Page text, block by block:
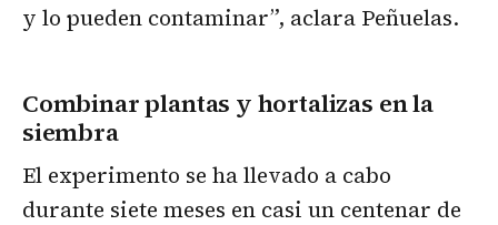
y lo pueden contaminar”, aclara Peñuelas.
Combinar plantas y hortalizas en la
siembra
El experimento se ha llevado a cabo
durante siete meses en casi un centenar de